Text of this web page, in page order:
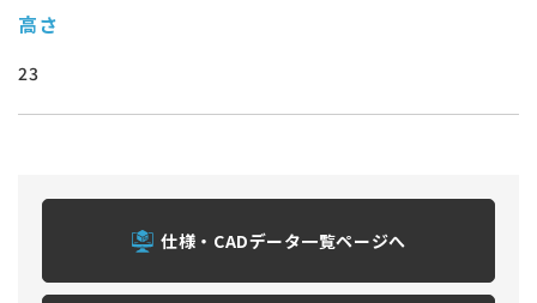
高さ
23
仕様・CADデータ一覧ページへ